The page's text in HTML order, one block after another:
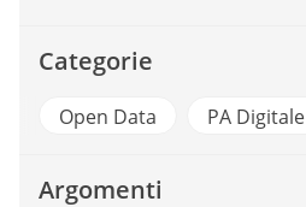
Categorie
Open Data PA Digitale
Argomenti